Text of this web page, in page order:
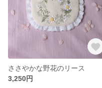
ささやかな野花のリース
3,250円